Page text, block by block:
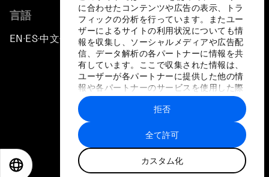
に合わせたコンテンツや広告の表示、トラ
フィックの分析を行っています。またユー
ザーによるサイトの利用状況についても情
報を収集し、ソーシャルメディアや広告配
信、データ解析の各パートナーに情報を共
有しています。ここで収集された情報は、
ユーザーが各パートナーに提供した他の情
報や各パートナーのサービスを使用した際
に収集された情報と組み合わされ、各パー
トナーによって使用されることがありま
す。
全て許可
カスタム化
拒否
言語
EN ▪ ES▪中文▪ 日本語
プライバシーポリシーと利用規約
サイトマップ
©
世界経済フォーラム